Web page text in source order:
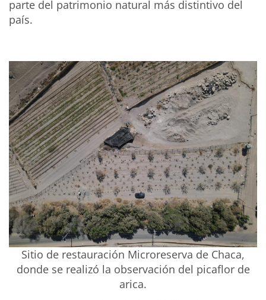
parte del patrimonio natural más distintivo del
país.
Sitio de restauración Microreserva de Chaca,
donde se realizó la observación del picaflor de
arica.